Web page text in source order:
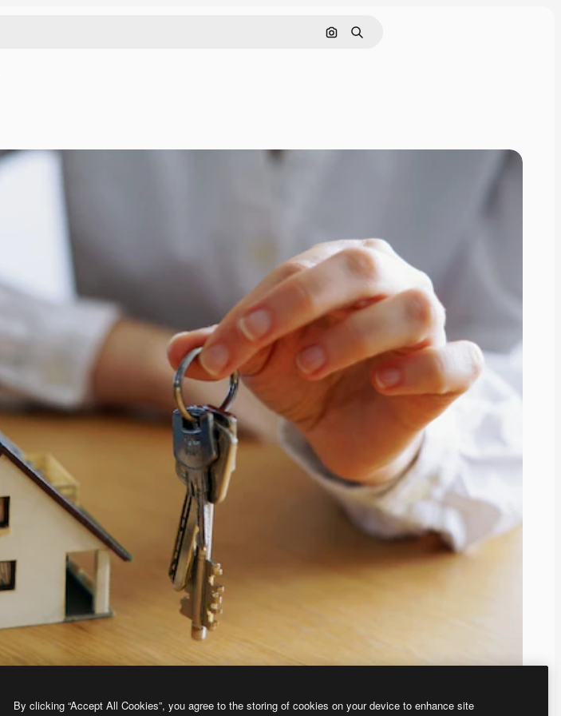
画像で検索
検索
By clicking “Accept All Cookies”, you agree to the storing of cookies on your device to enhance site